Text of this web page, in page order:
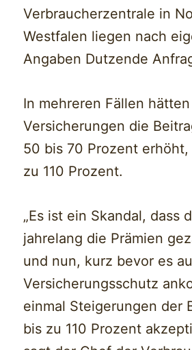
Verbraucherzentrale in
Westfalen liegen nach
Angaben Dutzende
In mehreren Fällen hätten
Versicherungen die
50 bis 70 Prozent
zu 110 Prozent.
„Es ist ein Skandal, dass
jahrelang die Prämien
und nun, kurz bevor es
Versicherungsschutz
einmal Steigerungen der
bis zu 110 Prozent